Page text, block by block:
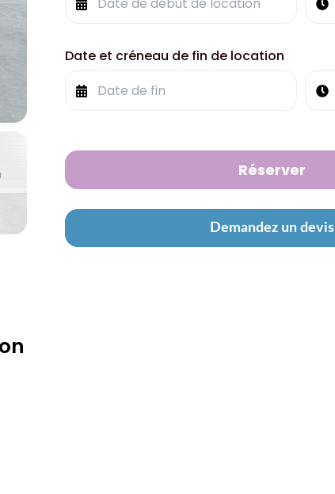
Date et créneau de fin de location
Réserver
Demandez un devis